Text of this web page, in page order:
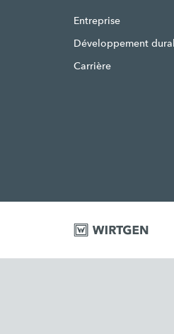
Entreprise
Développement
Carrière